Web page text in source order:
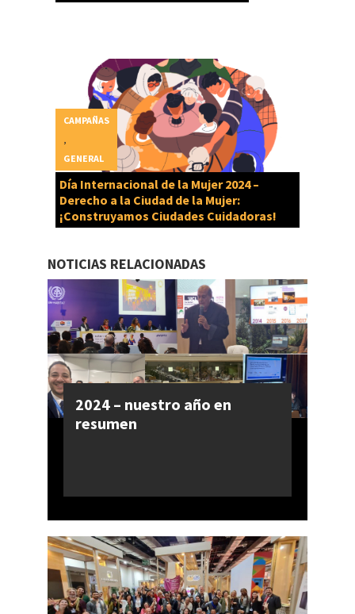
Día Internacional de la Mujer 2024 –
Derecho a la Ciudad de la Mujer:
¡Construyamos Ciudades Cuidadoras!
CAMPAÑAS
GENERAL
NOTICIAS RELACIONADAS
2024 – nuestro año en
resumen